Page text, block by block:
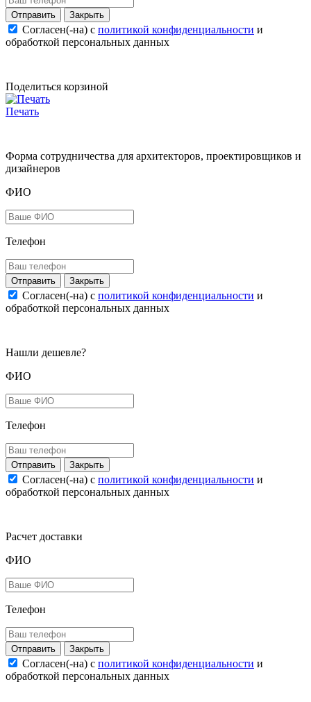
Закрыть
Согласен(-на) c политикой конфиденциальности и
обработкой персональных данных
Поделиться корзиной
Печать
Форма сотрудничества для архитекторов, проектировщиков и
дизайнеров
ФИО
Телефон
Закрыть
Согласен(-на) c политикой конфиденциальности и
обработкой персональных данных
Нашли дешевле?
ФИО
Телефон
Закрыть
Согласен(-на) c политикой конфиденциальности и
обработкой персональных данных
Расчет доставки
ФИО
Телефон
Закрыть
Согласен(-на) c политикой конфиденциальности и
обработкой персональных данных